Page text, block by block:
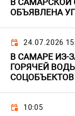
В САМАРСКОЙ
ОБЪЯВЛЕНА
24.07.2026
В САМАРЕ ИЗ-
ГОРЯЧЕЙ
10:05